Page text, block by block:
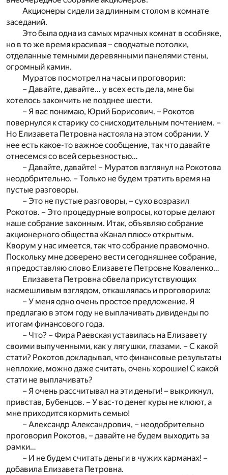
Акционеры сидели за длинным столом в комнате
заседаний.
Это была одна из самых мрачных комнат в особняке,
но в то же время красивая – сводчатые потолки,
отделанные темными деревянными панелями стены,
огромный камин.
Муратов посмотрел на часы и проговорил:
– Давайте, давайте… у всех есть дела, мне бы
хотелось закончить не позднее шести.
– Я вас понимаю, Юрий Борисович. – Рокотов
повернулся к старику со снисходительным почтением. –
Но Елизавета Петровна настояла на этом собрании. У
нее есть какое-то важное сообщение, так что давайте
отнесемся со всей серьезностью…
– Давайте, давайте! – Муратов взглянул на Рокотова
неодобрительно. – Только не будем тратить время на
пустые разговоры.
– Это не пустые разговоры, – сухо возразил
Рокотов. – Это процедурные вопросы, которые делают
наше собрание законным. Итак, объявляю собрание
акционерного общества «Канал плюс» открытым.
Кворум у нас имеется, так что собрание правомочно.
Поскольку мне доверено вести сегодняшнее собрание,
я предоставляю слово Елизавете Петровне Коваленко…
Елизавета Петровна обвела присутствующих
насмешливым взглядом, откашлялась и проговорила:
– У меня одно очень простое предложение. Я
предлагаю в этом году не выплачивать дивиденды по
итогам финансового года.
– Что? – Фира Раевская уставилась на Елизавету
своими выпученными, как у лягушки, глазами. – С какой
стати? Рокотов докладывал, что финансовые результаты
неплохие, можно даже считать, очень хорошие! С какой
стати не выплачивать?
– Я очень рассчитывал на эти деньги! – выкрикнул,
привстав, Бубенцов. – У вас-то денег куры не клюют, а
мне приходится кормить семью!
– Александр Александрович, – неодобрительно
проговорил Рокотов, – давайте не будем выходить за
рамки…
– И не будем считать деньги в чужих карманах! –
добавила Елизавета Петровна.